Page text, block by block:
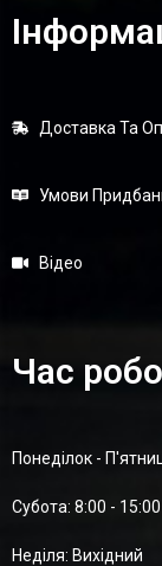
Доставка Та
Умови
Відео
Час
Понеділок -
Суботa: 8:00 - 15:00
Неділя: Вихідний